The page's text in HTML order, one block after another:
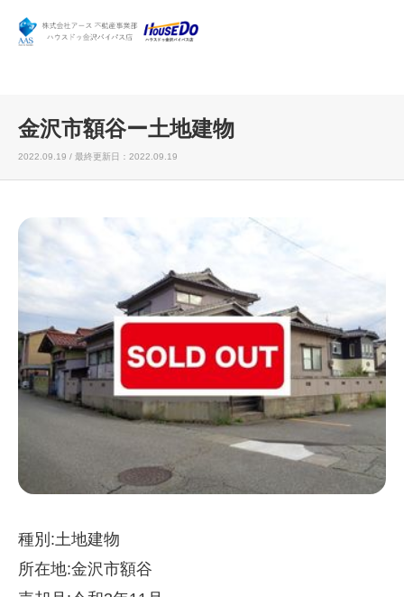
金沢市額谷ー土地建物
2022.09.19 / 最終更新日：2022.09.19
種別:土地建物
所在地:金沢市額谷